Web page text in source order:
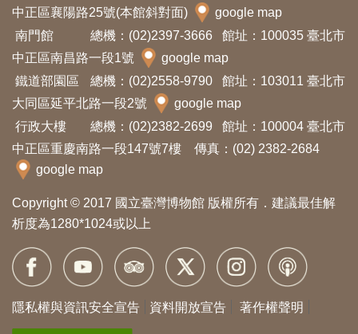
開
放
宣
告
著
作
權
聲
明
回
中正區襄陽路25號(本館斜對面)
google map
南門館
總機：(02)2397-3666
館址：100035 臺北市
中正區南昌路一段1號
google map
鐵道部園區
總機：(02)2558-9790
館址：103011 臺北市
大同區延平北路一段2號
google map
行政大樓
總機：(02)2382-2699
館址：100004 臺北市
中正區重慶南路一段147號7樓 傳真：(02) 2382-2684
google map
Copyright © 2017 國立臺灣博物館 版權所有．建議最佳解
析度為1280*1024或以上
隱私權與資訊安全宣告 資料開放宣告 著作權聲明